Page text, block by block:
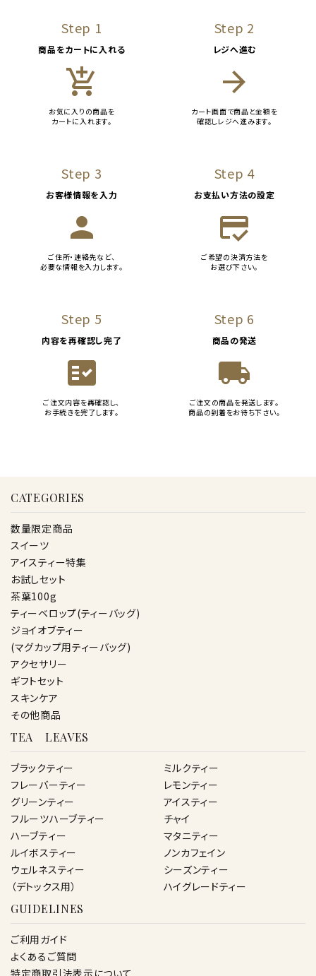
Step 1
商品をカートに入れる
add_shopping_cart
お気に入りの商品を
カートに入れます。
Step 2
レジへ進む
arrow_forward
カート画面で商品と金額を
確認しレジへ進みます。
Step 3
お客様情報を入力
person
ご住所・連絡先など、
必要な情報を入力します。
Step 4
お支払い方法の設定
credit_score
ご希望の決済方法を
お選び下さい。
Step 5
内容を再確認し完了
fact_check
ご注文内容を再確認し、
お手続きを完了します。
Step 6
商品の発送
local_shipping
ご注文の商品を発送します。
商品の到着をお待ち下さい。
CATEGORIES
数量限定商品
スイーツ
アイスティー特集
お試しセット
茶葉100g
ティーベロップ(ティーバッグ)
ジョイオブティー
(マグカップ用ティーバッグ)
アクセサリー
ギフトセット
スキンケア
その他商品
TEA LEAVES
ブラックティー
フレーバーティー
グリーンティー
フルーツハーブティー
ハーブティー
ルイボスティー
ウェルネスティー
（デトックス用）
ミルクティー
レモンティー
アイスティー
チャイ
マタニティー
ノンカフェイン
シーズンティー
ハイグレードティー
GUIDELINES
ご利用ガイド
よくあるご質問
特定商取引法表示について